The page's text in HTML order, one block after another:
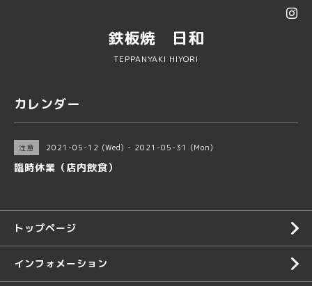
鉄板焼 日和
TEPPANYAKI HIYORI
カレンダー
注意 2021-05-12 (Wed) - 2021-05-31 (Mon)
臨時休業（店内飲食）
トップページ
インフォメーション